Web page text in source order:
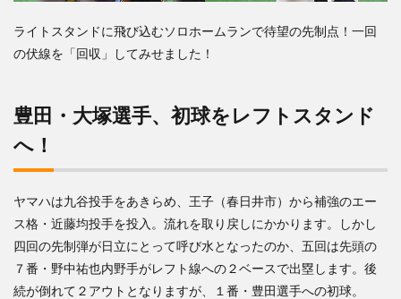
ライトスタンドに飛び込むソロホームランで待望の先制点！一回
の伏線を「回収」してみせました！
豊田・大塚選手、初球をレフトスタンド
へ！
ヤマハは九谷投手をあきらめ、王子（春日井市）から補強のエー
ス格・近藤均投手を投入。流れを取り戻しにかかります。しかし
四回の先制弾が日立にとって呼び水となったのか、五回は先頭の
７番・野中祐也内野手がレフト線への２ベースで出塁します。後
続が倒れて２アウトとなりますが、１番・豊田選手への初球。